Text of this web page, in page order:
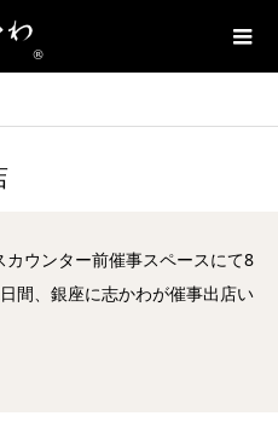
ウンター前催事スペースにて8
間、銀座に志かわが催事出店い